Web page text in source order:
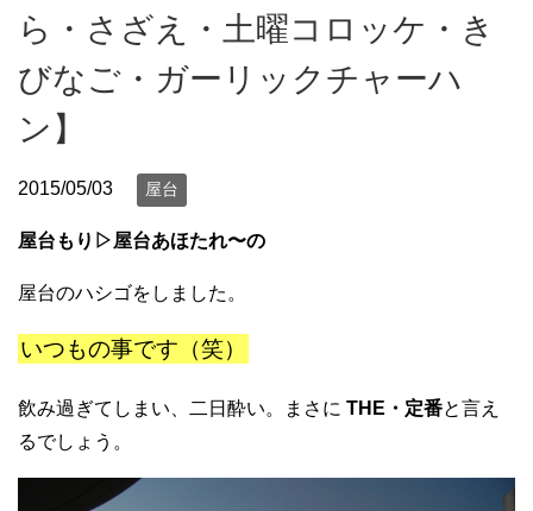
ら・さざえ・土曜コロッケ・き
びなご・ガーリックチャーハ
ン】
2015/05/03 屋台
屋台もり▷屋台あほたれ〜の
屋台のハシゴをしました。
いつもの事です（笑）
飲み過ぎてしまい、二日酔い。まさに THE・定番と言え
るでしょう。